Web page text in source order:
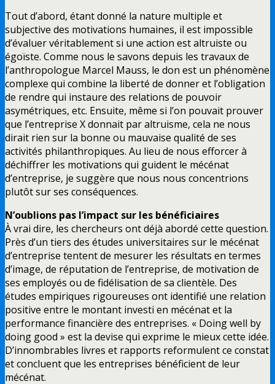
Tout d’abord, étant donné la nature multiple et
subjective des motivations humaines, il est impossible
d’évaluer véritablement si une action est altruiste ou
égoïste. Comme nous le savons depuis les travaux de
l’anthropologue Marcel Mauss, le don est un phénomène
complexe qui combine la liberté de donner et l’obligation
de rendre qui instaure des relations de pouvoir
asymétriques, etc. Ensuite, même si l’on pouvait prouver
que l’entreprise X donnait par altruisme, cela ne nous
dirait rien sur la bonne ou mauvaise qualité de ses
activités philanthropiques. Au lieu de nous efforcer à
déchiffrer les motivations qui guident le mécénat
d’entreprise, je suggère que nous nous concentrions
plutôt sur ses conséquences.
N’oublions pas l’impact sur les bénéficiaires
À vrai dire, les chercheurs ont déjà abordé cette question.
Près d’un tiers des études universitaires sur le mécénat
d’entreprise tentent de mesurer les résultats en termes
d’image, de réputation de l’entreprise, de motivation de
ses employés ou de fidélisation de sa clientèle. Des
études empiriques rigoureuses ont identifié une relation
positive entre le montant investi en mécénat et la
performance financière des entreprises. « Doing well by
doing good » est la devise qui exprime le mieux cette idée.
D’innombrables livres et rapports reformulent ce constat
et concluent que les entreprises bénéficient de leur
mécénat.